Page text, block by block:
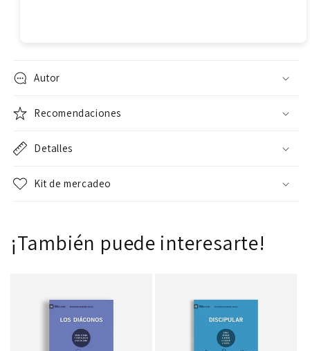
Autor
Recomendaciones
Detalles
Kit de mercadeo
¡También puede interesarte!